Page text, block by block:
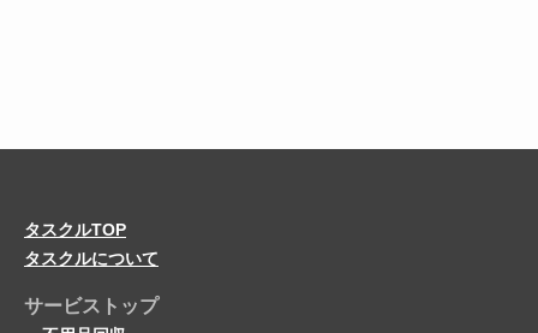
タスクルTOP
タスクルについて
サービストップ